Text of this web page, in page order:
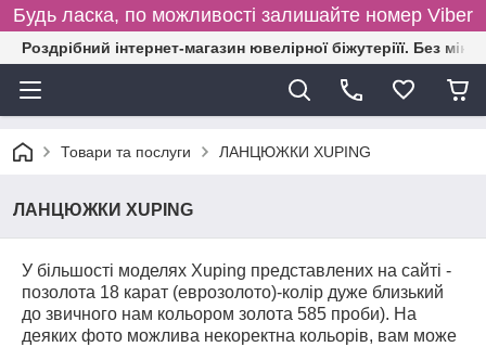
Будь ласка, по можливості залишайте номер Viber
Роздрібний інтернет-магазин ювелірної біжутеріїї. Без
Товари та послуги ЛАНЦЮЖКИ XUPING
ЛАНЦЮЖКИ XUPING
У більшості моделях Xuping представлених на сайті -
позолота 18 карат (еврозолото)-колір дуже близький
до звичного нам кольором золота 585 проби). На
деяких фото можлива некоректна кольорів, вам може